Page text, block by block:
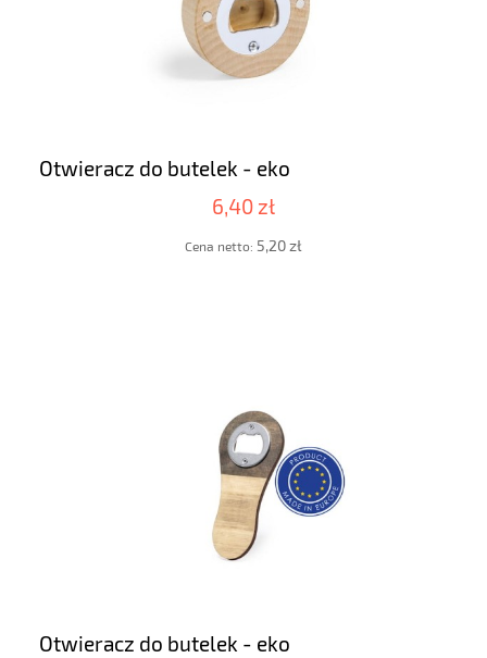
Otwieracz do butelek - eko
6,40 zł
Cena netto: 5,20 zł
Otwieracz do butelek - eko